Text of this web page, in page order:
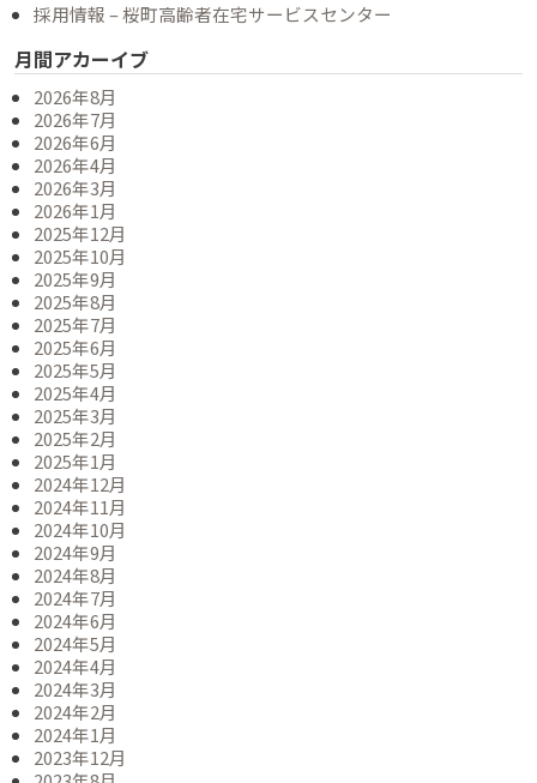
採用情報 – 桜町高齢者在宅サービスセンター
月間アカーイブ
2026年8月
2026年7月
2026年6月
2026年4月
2026年3月
2026年1月
2025年12月
2025年10月
2025年9月
2025年8月
2025年7月
2025年6月
2025年5月
2025年4月
2025年3月
2025年2月
2025年1月
2024年12月
2024年11月
2024年10月
2024年9月
2024年8月
2024年7月
2024年6月
2024年5月
2024年4月
2024年3月
2024年2月
2024年1月
2023年12月